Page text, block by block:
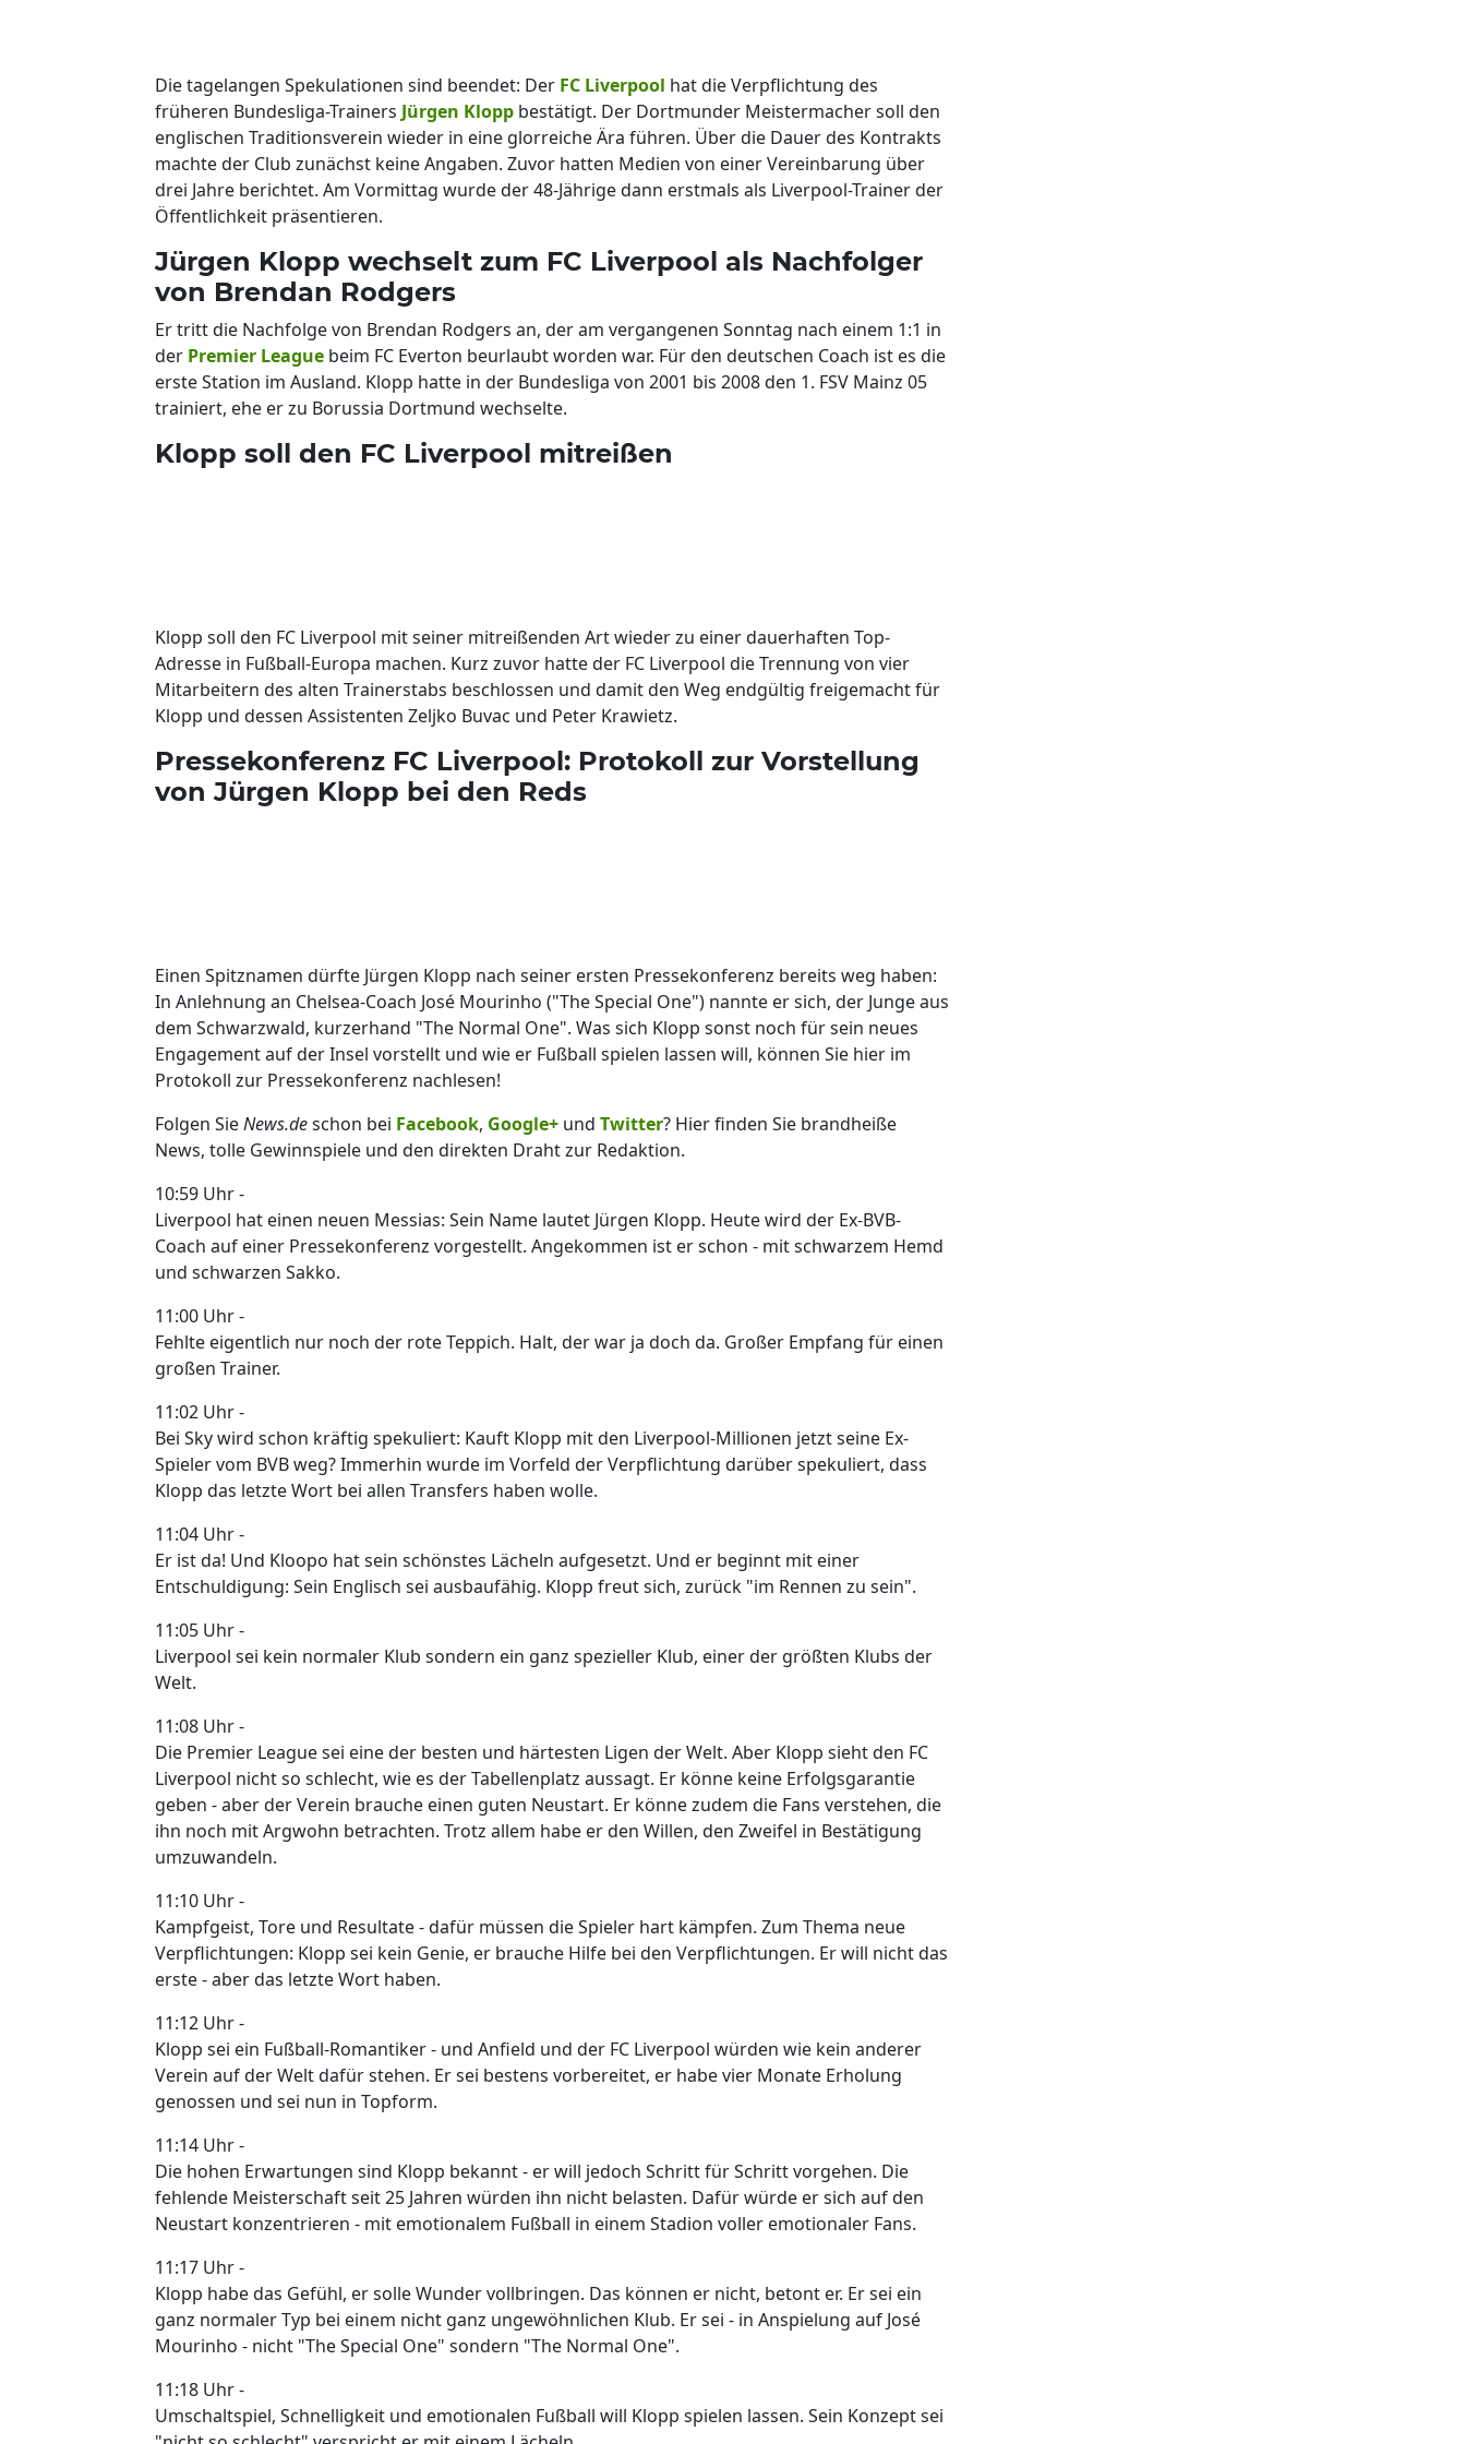
Die tagelangen Spekulationen sind beendet: Der FC Liverpool hat die Verpflichtung des
früheren Bundesliga-Trainers Jürgen Klopp bestätigt. Der Dortmunder Meistermacher soll den
englischen Traditionsverein wieder in eine glorreiche Ära führen. Über die Dauer des Kontrakts
machte der Club zunächst keine Angaben. Zuvor hatten Medien von einer Vereinbarung über
drei Jahre berichtet. Am Vormittag wurde der 48-Jährige dann erstmals als Liverpool-Trainer der
Öffentlichkeit präsentieren.
Jürgen Klopp wechselt zum FC Liverpool als Nachfolger
von Brendan Rodgers
Er tritt die Nachfolge von Brendan Rodgers an, der am vergangenen Sonntag nach einem 1:1 in
der Premier League beim FC Everton beurlaubt worden war. Für den deutschen Coach ist es die
erste Station im Ausland. Klopp hatte in der Bundesliga von 2001 bis 2008 den 1. FSV Mainz 05
trainiert, ehe er zu Borussia Dortmund wechselte.
Klopp soll den FC Liverpool mitreißen
Klopp soll den FC Liverpool mit seiner mitreißenden Art wieder zu einer dauerhaften Top-
Adresse in Fußball-Europa machen. Kurz zuvor hatte der FC Liverpool die Trennung von vier
Mitarbeitern des alten Trainerstabs beschlossen und damit den Weg endgültig freigemacht für
Klopp und dessen Assistenten Zeljko Buvac und Peter Krawietz.
Pressekonferenz FC Liverpool: Protokoll zur Vorstellung
von Jürgen Klopp bei den Reds
Einen Spitznamen dürfte Jürgen Klopp nach seiner ersten Pressekonferenz bereits weg haben:
In Anlehnung an Chelsea-Coach José Mourinho ("The Special One") nannte er sich, der Junge aus
dem Schwarzwald, kurzerhand "The Normal One". Was sich Klopp sonst noch für sein neues
Engagement auf der Insel vorstellt und wie er Fußball spielen lassen will, können Sie hier im
Protokoll zur Pressekonferenz nachlesen!
Folgen SieNews.deschon bei Facebook, Google+ und Twitter? Hier finden Sie brandheiße
News, tolle Gewinnspiele und den direkten Draht zur Redaktion.
10:59 Uhr -
Liverpool hat einen neuen Messias: Sein Name lautet Jürgen Klopp. Heute wird der Ex-BVB-
Coach auf einer Pressekonferenz vorgestellt. Angekommen ist er schon - mit schwarzem Hemd
und schwarzen Sakko.
11:00 Uhr -
Fehlte eigentlich nur noch der rote Teppich. Halt, der war ja doch da. Großer Empfang für einen
großen Trainer.
11:02 Uhr -
Bei Sky wird schon kräftig spekuliert: Kauft Klopp mit den Liverpool-Millionen jetzt seine Ex-
Spieler vom BVB weg? Immerhin wurde im Vorfeld der Verpflichtung darüber spekuliert, dass
Klopp das letzte Wort bei allen Transfers haben wolle.
11:04 Uhr -
Er ist da! Und Kloopo hat sein schönstes Lächeln aufgesetzt. Und er beginnt mit einer
Entschuldigung: Sein Englisch sei ausbaufähig. Klopp freut sich, zurück "im Rennen zu sein".
11:05 Uhr -
Liverpool sei kein normaler Klub sondern ein ganz spezieller Klub, einer der größten Klubs der
Welt.
11:08 Uhr -
Die Premier League sei eine der besten und härtesten Ligen der Welt. Aber Klopp sieht den FC
Liverpool nicht so schlecht, wie es der Tabellenplatz aussagt. Er könne keine Erfolgsgarantie
geben - aber der Verein brauche einen guten Neustart. Er könne zudem die Fans verstehen, die
ihn noch mit Argwohn betrachten. Trotz allem habe er den Willen, den Zweifel in Bestätigung
umzuwandeln.
11:10 Uhr -
Kampfgeist, Tore und Resultate - dafür müssen die Spieler hart kämpfen. Zum Thema neue
Verpflichtungen: Klopp sei kein Genie, er brauche Hilfe bei den Verpflichtungen. Er will nicht das
erste - aber das letzte Wort haben.
11:12 Uhr -
Klopp sei ein Fußball-Romantiker - und Anfield und der FC Liverpool würden wie kein anderer
Verein auf der Welt dafür stehen. Er sei bestens vorbereitet, er habe vier Monate Erholung
genossen und sei nun in Topform.
11:14 Uhr -
Die hohen Erwartungen sind Klopp bekannt - er will jedoch Schritt für Schritt vorgehen. Die
fehlende Meisterschaft seit 25 Jahren würden ihn nicht belasten. Dafür würde er sich auf den
Neustart konzentrieren - mit emotionalem Fußball in einem Stadion voller emotionaler Fans.
11:17 Uhr -
Klopp habe das Gefühl, er solle Wunder vollbringen. Das können er nicht, betont er. Er sei ein
ganz normaler Typ bei einem nicht ganz ungewöhnlichen Klub. Er sei - in Anspielung auf José
Mourinho - nicht "The Special One" sondern "The Normal One".
11:18 Uhr -
Umschaltspiel, Schnelligkeit und emotionalen Fußball will Klopp spielen lassen. Sein Konzept sei